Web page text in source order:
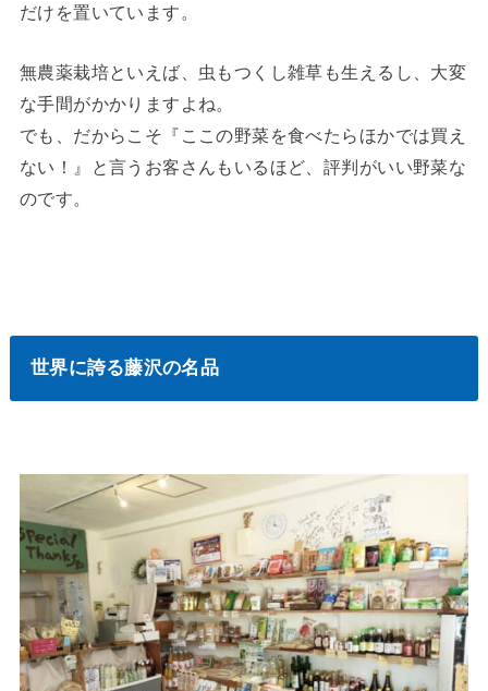
だけを置いています。
無農薬栽培といえば、虫もつくし雑草も生えるし、大変
な手間がかかりますよね。
でも、だからこそ『ここの野菜を食べたらほかでは買え
ない！』と言うお客さんもいるほど、評判がいい野菜な
のです。
世界に誇る藤沢の名品